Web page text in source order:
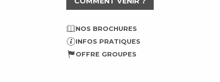
NOS BROCHURES
INFOS PRATIQUES
OFFRE GROUPES